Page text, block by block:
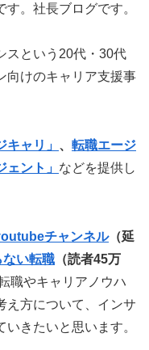
す。社長ブログです。
スという20代・30代
向けのキャリア支援事
ャリ」 、 転職エージ
ント」 などを提供し
チャンネル（延
ない転職 （読者45万
職やキャリアノウハ
え方について、インサ
きたいと思います。